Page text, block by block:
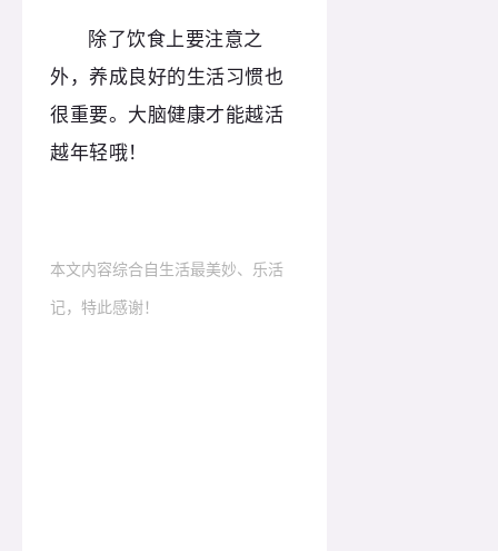
除了饮食上要注意之
外，养成良好的生活习惯也
很重要。大脑健康才能越活
越年轻哦！
本文内容综合自生活最美妙、乐活
记，特此感谢！